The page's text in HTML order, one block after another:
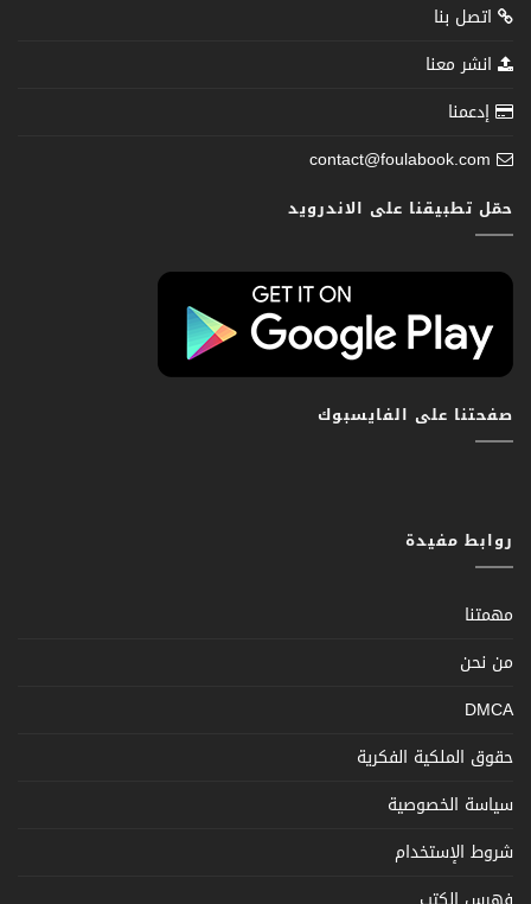
اتصل بنا
انشر معنا
إدعمنا
contact@foulabook.com
حمّل تطبيقنا على الاندرويد
صفحتنا على الفايسبوك
روابط مفيدة
مهمتنا
من نحن
DMCA
حقوق الملكية الفكرية
سياسة الخصوصية
شروط الإستخدام